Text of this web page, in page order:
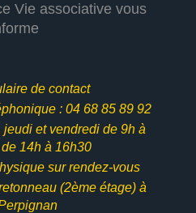
Vie associative vous
de contact
: 04 68 85 89 92
jeudi et vendredi de 9h à
de 14h à 16h30
sur rendez-vous
(2ème étage) à